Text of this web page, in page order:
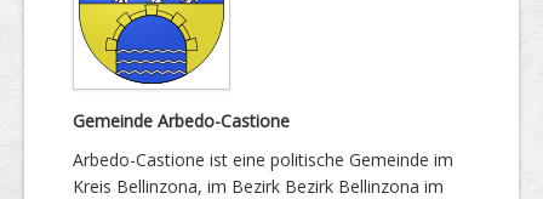
Gemeinde Arbedo-Castione
Arbedo-Castione ist eine politische Gemeinde im
Kreis Bellinzona, im Bezirk Bezirk Bellinzona im